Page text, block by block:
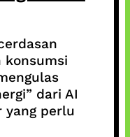
konsumsi
dari AI
yang perlu